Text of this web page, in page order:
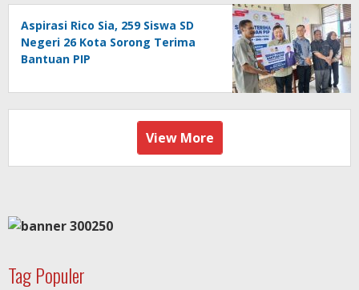
Aspirasi Rico Sia, 259 Siswa SD
Negeri 26 Kota Sorong Terima
Bantuan PIP
View More
Tag Populer